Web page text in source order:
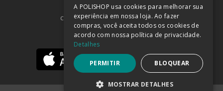
COMPRA 100% SEGURA (SAIBA MAIS)
BAIXE NOSSO APP
A POLISHOP usa cookies para melhorar sua
experiência em nossa loja. Ao fazer
compras, você aceita todos os cookies de
acordo com nossa política de privacidade.
Detalhes
PERMITIR BLOQUEAR
MOSTRAR DETALHES